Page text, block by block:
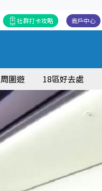
商戶中心
社群打卡攻略
周圍遊 18區好去處